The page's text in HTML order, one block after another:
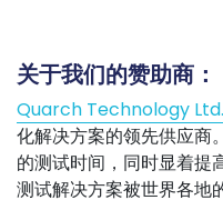
关于我们的赞助商：
Quarch Technology Ltd.
化解决方案的领先供应商
的测试时间，同时显着提
测试解决方案被世界各地